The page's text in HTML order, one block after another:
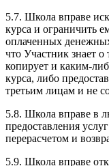
5.7. Школа вправе
курса и ограничить
оплаченных
что Участник знает о
копирует и каким-
курса, либо
третьим лицам и не
5.8. Школа вправе в
предоставления
перерасчетом и
5.9. Школа вправе